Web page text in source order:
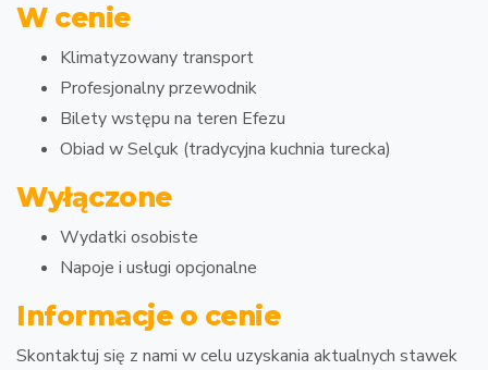
W cenie
Klimatyzowany transport
Profesjonalny przewodnik
Bilety wstępu na teren Efezu
Obiad w Selçuk (tradycyjna kuchnia turecka)
Wyłączone
Wydatki osobiste
Napoje i usługi opcjonalne
Informacje o cenie
Skontaktuj się z nami w celu uzyskania aktualnych stawek